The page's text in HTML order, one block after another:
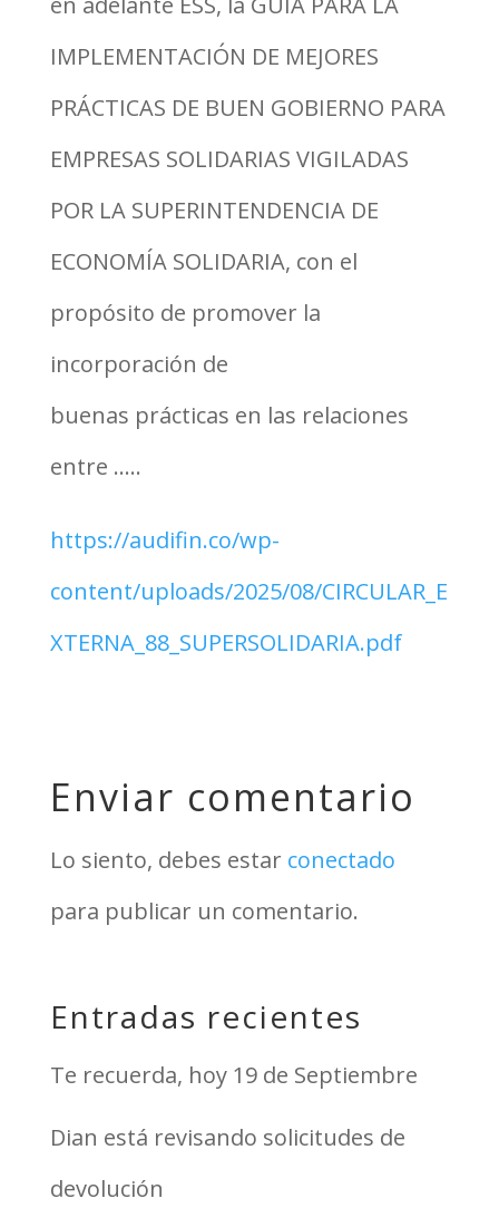
IMPLEMENTACIÓN DE MEJORES
PRÁCTICAS DE BUEN GOBIERNO PARA
EMPRESAS SOLIDARIAS VIGILADAS
POR LA SUPERINTENDENCIA DE
ECONOMÍA SOLIDARIA, con el
propósito de promover la
incorporación de
buenas prácticas en las relaciones
entre …..
https://audifin.co/wp-
content/uploads/2025/08/CIRCULAR_E
XTERNA_88_SUPERSOLIDARIA.pdf
Enviar comentario
Lo siento, debes estar conectado
para publicar un comentario.
Entradas recientes
Te recuerda, hoy 19 de Septiembre
Dian está revisando solicitudes de
devolución